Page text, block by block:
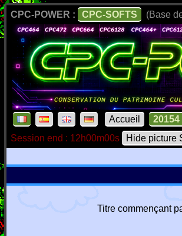
CPC-POWER : CPC-SOFTS (Base
Accueil 20154
Session end : 12h00m00s
Hide picture
Titre commençant